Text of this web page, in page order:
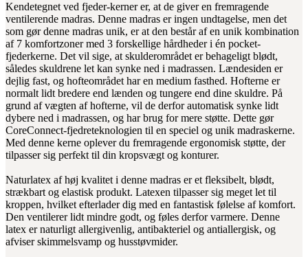
Kendetegnet ved fjeder-kerner er, at de giver en fremragende
ventilerende madras. Denne madras er ingen undtagelse, men det
som gør denne madras unik, er at den består af en unik kombination
af 7 komfortzoner med 3 forskellige hårdheder i én pocket-
fjederkerne. Det vil sige, at skulderområdet er behageligt blødt,
således skuldrene let kan synke ned i madrassen. Lændesiden er
dejlig fast, og hofteområdet har en medium fasthed. Hofterne er
normalt lidt bredere end lænden og tungere end dine skuldre. På
grund af vægten af hofterne, vil de derfor automatisk synke lidt
dybere ned i madrassen, og har brug for mere støtte. Dette gør
CoreConnect-fjedreteknologien til en speciel og unik madraskerne.
Med denne kerne oplever du fremragende ergonomisk støtte, der
tilpasser sig perfekt til din kropsvægt og konturer.
Naturlatex af høj kvalitet i denne madras er et fleksibelt, blødt,
strækbart og elastisk produkt. Latexen tilpasser sig meget let til
kroppen, hvilket efterlader dig med en fantastisk følelse af komfort.
Den ventilerer lidt mindre godt, og føles derfor varmere. Denne
latex er naturligt allergivenlig, antibakteriel og antiallergisk, og
afviser skimmelsvamp og husstøvmider.